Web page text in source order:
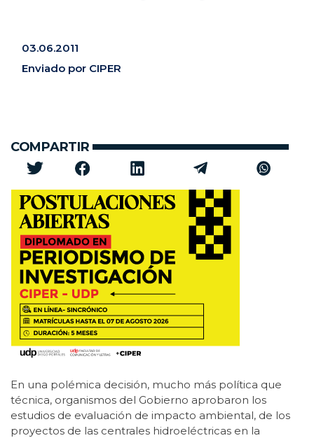
03.06.2011
Enviado por CIPER
COMPARTIR
En una polémica decisión, mucho más política que
técnica, organismos del Gobierno aprobaron los
estudios de evaluación de impacto ambiental, de los
proyectos de las centrales hidroeléctricas en la